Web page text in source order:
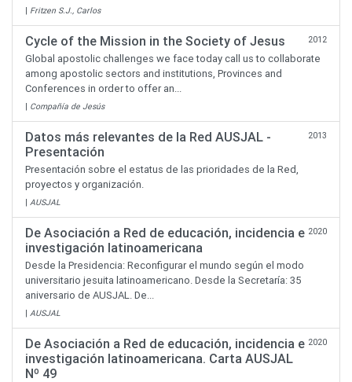
| Fritzen S.J., Carlos
Cycle of the Mission in the Society of Jesus 2012
Global apostolic challenges we face today call us to collaborate
among apostolic sectors and institutions, Provinces and
Conferences in order to offer an...
| Compañía de Jesús
Datos más relevantes de la Red AUSJAL -
Presentación
2013
Presentación sobre el estatus de las prioridades de la Red,
proyectos y organización.
|AUSJAL
De Asociación a Red de educación, incidencia e
investigación latinoamericana
2020
Desde la Presidencia: Reconfigurar el mundo según el modo
universitario jesuita latinoamericano. Desde la Secretaría: 35
aniversario de AUSJAL. De...
|AUSJAL
De Asociación a Red de educación, incidencia e
investigación latinoamericana. Carta AUSJAL
Nº 49
2020